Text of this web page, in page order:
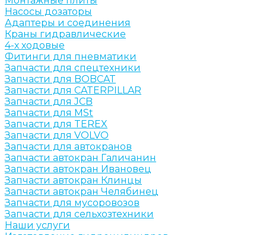
Насосы дозаторы
Адаптеры и соединения
Краны гидравлические
4-х ходовые
Фитинги для пневматики
Запчасти для спецтехники
Запчасти для BOBCAT
Запчасти для CATERPILLAR
Запчасти для JCB
Запчасти для MSt
Запчасти для TEREX
Запчасти для VOLVO
Запчасти для автокранов
Запчасти автокран Галичанин
Запчасти автокран Ивановец
Запчасти автокран Клинцы
Запчасти автокран Челябинец
Запчасти для мусоровозов
Запчасти для сельхозтехники
Наши услуги